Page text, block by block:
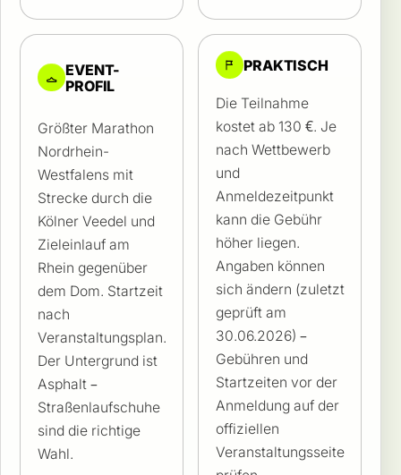
EVENT-
PROFIL
Größter Marathon
Nordrhein-
Westfalens mit
Strecke durch die
Kölner Veedel und
Zieleinlauf am
Rhein gegenüber
dem Dom. Startzeit
nach
Veranstaltungsplan.
Der Untergrund ist
Asphalt –
Straßenlaufschuhe
sind die richtige
Wahl.
PRAKTISCH
Die Teilnahme
kostet ab 130 €. Je
nach Wettbewerb
und
Anmeldezeitpunkt
kann die Gebühr
höher liegen.
Angaben können
sich ändern (zuletzt
geprüft am
30.06.2026) –
Gebühren und
Startzeiten vor der
Anmeldung auf der
offiziellen
Veranstaltungsseite